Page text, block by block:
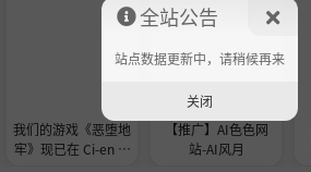
我们的游戏《恶堕地
牢》现已在 Ci-en 提
【推广】AI色色网
站-AI风月
全站公告
站点数据更新中，请稍候再来
关闭